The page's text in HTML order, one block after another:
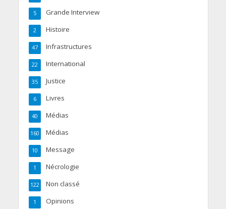
Grande Interview
5
Histoire
2
Infrastructures
47
International
22
Justice
35
Livres
6
Médias
40
Médias
160
Message
10
Nécrologie
1
Non classé
122
Opinions
1